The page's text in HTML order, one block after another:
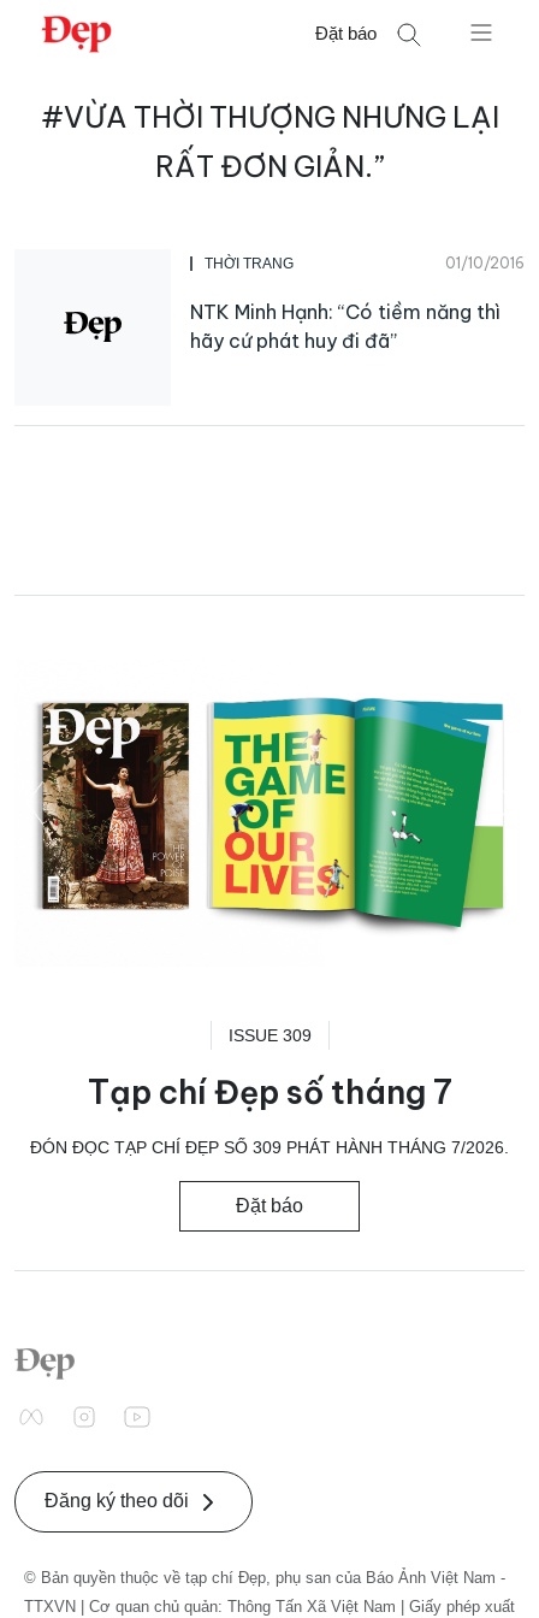
Chuyển
Đặt báo
kiếm
#VỪA THỜI THƯỢNG NHƯNG LẠI
RẤT ĐƠN GIẢN.”
THỜI TRANG 01/10/2016
NTK Minh Hạnh: “Có tiềm năng thì
hãy cứ phát huy đi đã”
ISSUE 309
Tạp chí Đẹp số tháng 7
ĐÓN ĐỌC TẠP CHÍ ĐẸP SỐ 309 PHÁT HÀNH THÁNG 7/2026.
Đặt báo
Đăng ký theo dõi
© Bản quyền thuộc về tạp chí Đẹp, phụ san của Báo Ảnh Việt Nam -
TTXVN | Cơ quan chủ quản: Thông Tấn Xã Việt Nam | Giấy phép xuất